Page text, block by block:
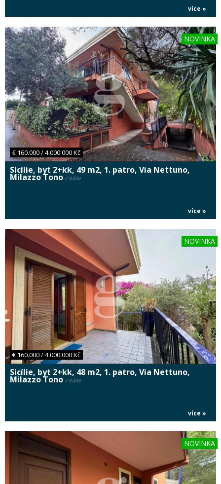
více »
€ 160.000 / 4.000.000 Kč
NOVINKA
Sicílie, byt 2+kk, 49 m2, 1. patro, Via Nettuno,
Milazzo Tono / Itálie
více »
€ 160.000 / 4.000.000 Kč
NOVINKA
Sicílie, byt 2+kk, 48 m2, 1. patro, Via Nettuno,
Milazzo Tono / Itálie
více »
NOVINKA